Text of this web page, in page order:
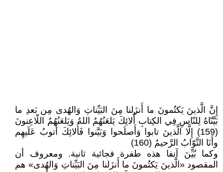
إِنَّ الَّذينَ يَكتُمونَ ما أَنزَلنا مِنَ البَيِّناتِ وَالهُدى مِن بَعدِ ما
بَيَّنّاهُ لِلنّاسِ فِي الكِتابِ أُلائِكَ يَلعَنُهُمُ اللهُ وَيَلعَنُهُمُ اللّاعِنونَ
(159) إِلَّا الَّذينَ تابوا وَأَصلَحوا وَبَيَّنوا فَأُلائِكَ أَتوبُ عَلَيهِم
وأَنَا التَّوّابُ الرَّحيمُ (160)
وكما بُيِّنَ آنفا هذه طفرة فجائية ثانية. ومعروف أن
المقصود «الَّذينَ يَكتُمونَ ما أَنزَلنا مِنَ البَيِّناتِ وَالهُدى» هم